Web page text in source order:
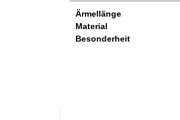
Ärmellänge
Material
Besonderheit